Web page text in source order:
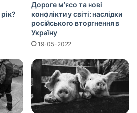
Дороге м’ясо та нові
конфлікти у світі: наслідки
російського вторгнення в
Україну
19-05-2022